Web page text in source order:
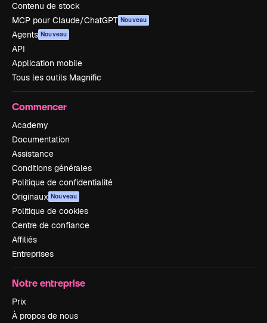
Contenu de stock
MCP pour Claude/ChatGPT Nouveau
Agents Nouveau
API
Application mobile
Tous les outils Magnific
Commencer
Academy
Documentation
Assistance
Conditions générales
Politique de confidentialité
Originaux Nouveau
Politique de cookies
Centre de confiance
Affiliés
Entreprises
Notre entreprise
Prix
À propos de nous